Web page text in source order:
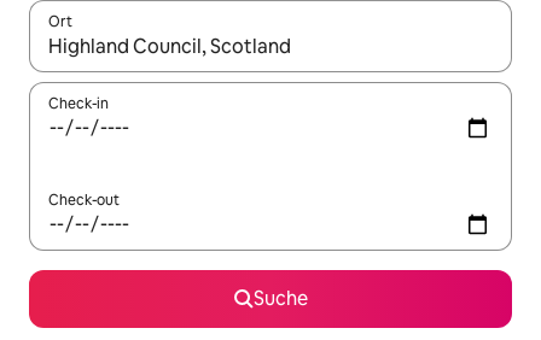
Ort
Wenn Ergebnisse verfügbar sind, navigiere mit den
Check-in
Check-out
Suche